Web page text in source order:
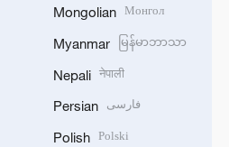
Mongolian Монгол
Myanmar မြန်မာဘာသာ
Nepali नेपाली
Persian فارسی
Polish Polski